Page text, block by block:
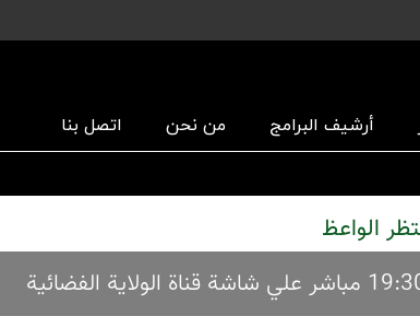
أرشیف البرامج من نحن اتصل بنا